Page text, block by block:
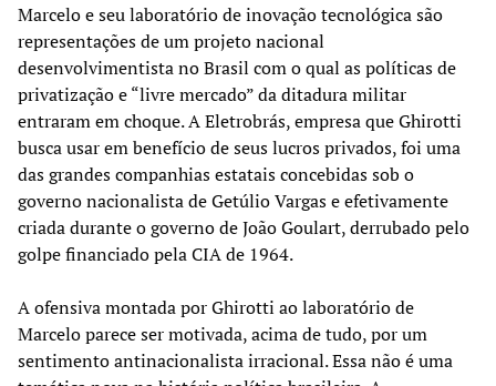
Marcelo e seu laboratório de inovação tecnológica são
representações de um projeto nacional
desenvolvimentista no Brasil com o qual as políticas de
privatização e “livre mercado” da ditadura militar
entraram em choque. A Eletrobrás, empresa que Ghirotti
busca usar em benefício de seus lucros privados, foi uma
das grandes companhias estatais concebidas sob o
governo nacionalista de Getúlio Vargas e efetivamente
criada durante o governo de João Goulart, derrubado pelo
golpe financiado pela CIA de 1964.
A ofensiva montada por Ghirotti ao laboratório de
Marcelo parece ser motivada, acima de tudo, por um
sentimento antinacionalista irracional. Essa não é uma